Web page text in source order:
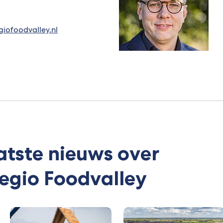
nieuws over
Foodvalley